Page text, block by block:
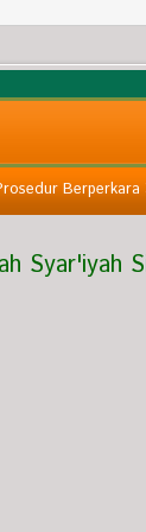
Berperkara
Syar'iyah